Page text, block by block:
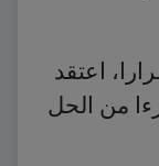
اعتقد
من الحل